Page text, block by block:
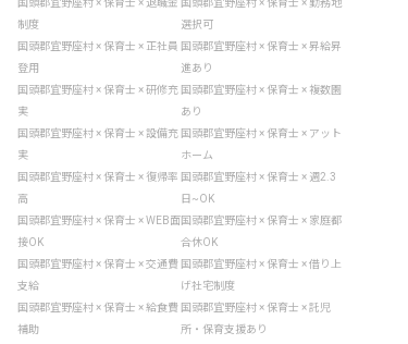
国頭郡宜野座村 × 保育士 × 退職金
制度
国頭郡宜野座村 × 保育士 × 勤務地
選択可
国頭郡宜野座村 × 保育士 × 正社員
登用
国頭郡宜野座村 × 保育士 × 昇給昇
進あり
国頭郡宜野座村 × 保育士 × 研修充
実
国頭郡宜野座村 × 保育士 × 複数園
あり
国頭郡宜野座村 × 保育士 × 設備充
実
国頭郡宜野座村 × 保育士 × アット
ホーム
国頭郡宜野座村 × 保育士 × 復帰率
高
国頭郡宜野座村 × 保育士 × 週2.3
日~OK
国頭郡宜野座村 × 保育士 × WEB面
接OK
国頭郡宜野座村 × 保育士 × 家庭都
合休OK
国頭郡宜野座村 × 保育士 × 交通費
支給
国頭郡宜野座村 × 保育士 × 借り上
げ社宅制度
国頭郡宜野座村 × 保育士 × 給食費
補助
国頭郡宜野座村 × 保育士 × 託児
所・保育支援あり